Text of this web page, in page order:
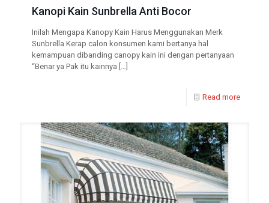
Kanopi Kain Sunbrella Anti Bocor
Inilah Mengapa Kanopy Kain Harus Menggunakan Merk
Sunbrella Kerap calon konsumen kami bertanya hal
kemampuan dibanding canopy kain ini dengan pertanyaan
“Benar ya Pak itu kainnya
Read more